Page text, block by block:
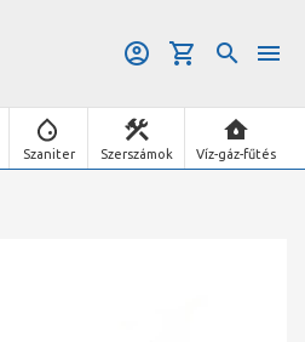
Szaniter Szerszámok Víz-gáz-fűtés